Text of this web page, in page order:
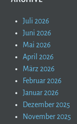
Juli 2026
Juni 2026
Mai 2026
April 2026
März 2026
Februar 2026
Januar 2026
Dezember 2025
November 2025